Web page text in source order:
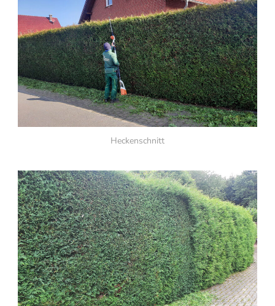
Heckenschnitt